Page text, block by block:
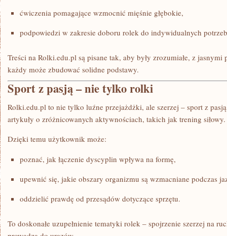
ćwiczenia pomagające wzmocnić mięśnie głębokie,
podpowiedzi w zakresie doboru rolek do indywidualnych
Treści na Rolki.edu.pl są pisane tak, aby były zrozumiałe, z jasnymi
każdy może zbudować solidne podstawy.
Sport z pasją – nie tylko rolki
Rolki.edu.pl to nie tylko luźne przejażdżki, ale szerzej – sport z
artykuły o zróżnicowanych aktywnościach, takich jak trening siłowy.
Dzięki temu użytkownik może:
poznać, jak łączenie dyscyplin wpływa na formę,
upewnić się, jakie obszary organizmu są wzmacniane podczas
oddzielić prawdę od przesądów dotyczące sprzętu.
To doskonałe uzupełnienie tematyki rolek – spojrzenie szerzej na